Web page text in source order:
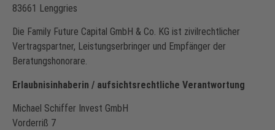
83661 Lenggries
Die Family Future Capital GmbH & Co. KG ist zivilrechtlicher
Vertragspartner, Leistungserbringer und Empfänger der
Beratungshonorare.
Erlaubnisinhaberin / aufsichtsrechtliche Verantwortung
Michael Schiffer Invest GmbH
Vorderriß 7